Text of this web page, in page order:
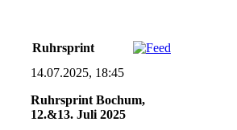
Ruhrsprint
14.07.2025, 18:45
Ruhrsprint Bochum,
12.&13. Juli 2025